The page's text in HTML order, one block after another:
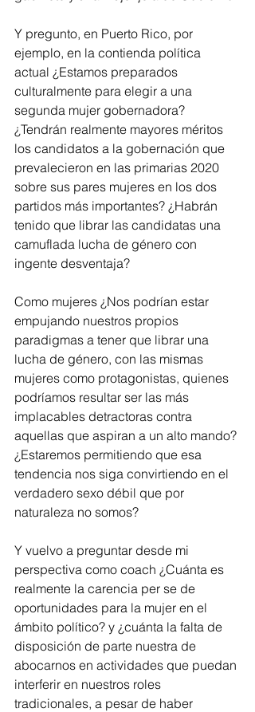
Y pregunto, en Puerto Rico, por
ejemplo, en la contienda política
actual ¿Estamos preparados
culturalmente para elegir a una
segunda mujer gobernadora?
¿Tendrán realmente mayores méritos
los candidatos a la gobernación que
prevalecieron en las primarias 2020
sobre sus pares mujeres en los dos
partidos más importantes? ¿Habrán
tenido que librar las candidatas una
camuflada lucha de género con
ingente desventaja?
Como mujeres ¿Nos podrían estar
empujando nuestros propios
paradigmas a tener que librar una
lucha de género, con las mismas
mujeres como protagonistas, quienes
podríamos resultar ser las más
implacables detractoras contra
aquellas que aspiran a un alto mando?
¿Estaremos permitiendo que esa
tendencia nos siga convirtiendo en el
verdadero sexo débil que por
naturaleza no somos?
Y vuelvo a preguntar desde mi
perspectiva como coach ¿Cuánta es
realmente la carencia per se de
oportunidades para la mujer en el
ámbito político? y ¿cuánta la falta de
disposición de parte nuestra de
abocarnos en actividades que puedan
interferir en nuestros roles
tradicionales, a pesar de haber